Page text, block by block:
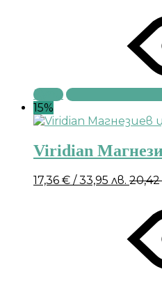
Купи
15%
Viridian
17,36 € / 33,95 лв. 20,42